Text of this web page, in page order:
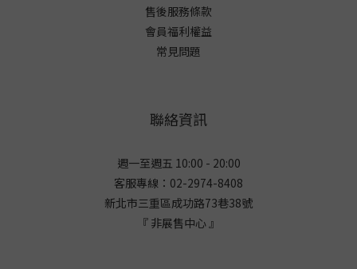
售後服務條款
會員福利權益
常見問題
聯絡資訊
週一至週五 10:00 - 20:00
客服專線：02-2974-8408
新北市三重區成功路73巷38號
『 非展售中心 』